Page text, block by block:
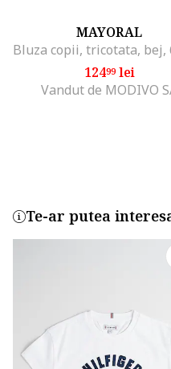
MAYORAL
12499lei
Vandut de MODIVO
Te-ar putea